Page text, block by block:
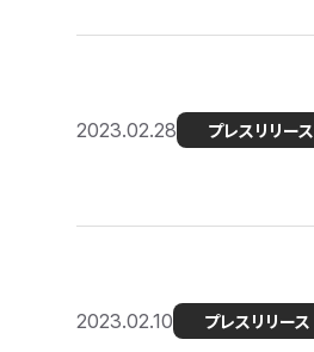
2023.02.28 プレスリリース
2023.02.10 プレスリリース